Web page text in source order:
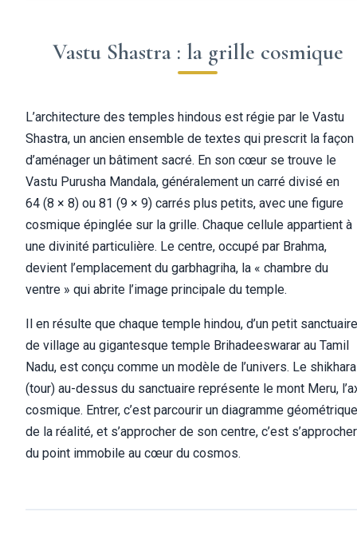
Vastu Shastra : la grille cosmique
L’architecture des temples hindous est régie par le Vastu
Shastra, un ancien ensemble de textes qui prescrit la façon
d’aménager un bâtiment sacré. En son cœur se trouve le
Vastu Purusha Mandala, généralement un carré divisé en
64 (8 × 8) ou 81 (9 × 9) carrés plus petits, avec une figure
cosmique épinglée sur la grille. Chaque cellule appartient à
une divinité particulière. Le centre, occupé par Brahma,
devient l’emplacement du garbhagriha, la « chambre du
ventre » qui abrite l’image principale du temple.
Il en résulte que chaque temple hindou, d’un petit sanctuaire
de village au gigantesque temple Brihadeeswarar au Tamil
Nadu, est conçu comme un modèle de l’univers. Le shikhara
(tour) au-dessus du sanctuaire représente le mont Meru,
cosmique. Entrer, c’est parcourir un diagramme géométrique
de la réalité, et s’approcher de son centre, c’est s’approcher
du point immobile au cœur du cosmos.